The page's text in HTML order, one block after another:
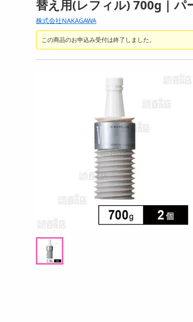
アイス・スイーツ
飲料
お酒
ヘアケア・ボディケア
健康・ダイエット・サプリメント
医薬品・医薬部外品
インテリア・家具・収納・寝具
ファッション
ベビー・キッズ・マタニティ
クーポン・資格・学習
掲載予告
替え用(レフィル) 700g | パ
株式会社NAKAGAWA
この商品のお申込み受付は終了しました。
0
ールグレイ 18g
08月07日08時00分 ～
ちょっプル
【180g×3P】米麹グラノーラ フルーツ
提供数 100
お試し費用
2,724
1袋あたり